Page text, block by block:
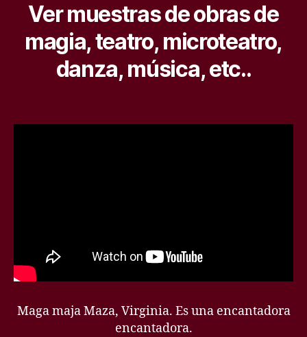
Ver muestras de obras de
magia, teatro, microteatro,
danza, música, etc..
Maga maja Maza, Virginia. Es una encantadora
encantadora.